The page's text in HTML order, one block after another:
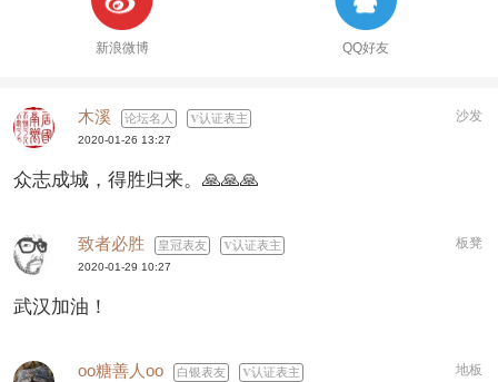
新浪微博 QQ好友
木溪 论坛名人 认证表主 沙发
2020-01-26 13:27
众志成城，得胜归来。🙏🙏🙏
致者必胜 皇冠表友 认证表主 板凳
2020-01-29 10:27
武汉加油！
oo糖善人oo 白银表友 认证表主 地板